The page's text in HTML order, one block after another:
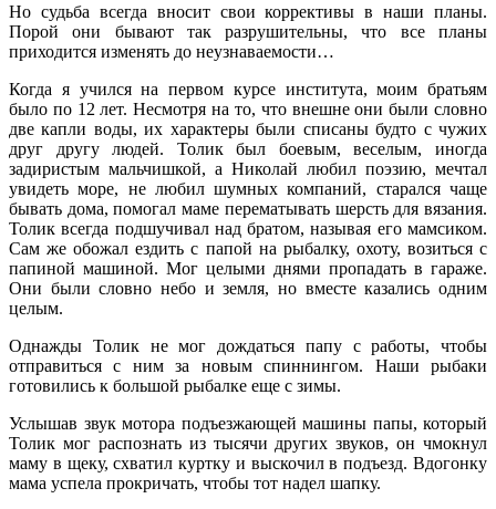
Но судьба всегда вносит свои коррективы в наши планы.
Порой они бывают так разрушительны, что все планы
приходится изменять до неузнаваемости…
Когда я учился на первом курсе института, моим братьям
было по 12 лет. Несмотря на то, что внешне они были словно
две капли воды, их характеры были списаны будто с чужих
друг другу людей. Толик был боевым, веселым, иногда
задиристым мальчишкой, а Николай любил поэзию, мечтал
увидеть море, не любил шумных компаний, старался чаще
бывать дома, помогал маме перематывать шерсть для вязания.
Толик всегда подшучивал над братом, называя его мамсиком.
Сам же обожал ездить с папой на рыбалку, охоту, возиться с
папиной машиной. Мог целыми днями пропадать в гараже.
Они были словно небо и земля, но вместе казались одним
целым.
Однажды Толик не мог дождаться папу с работы, чтобы
отправиться с ним за новым спиннингом. Наши рыбаки
готовились к большой рыбалке еще с зимы.
Услышав звук мотора подъезжающей машины папы, который
Толик мог распознать из тысячи других звуков, он чмокнул
маму в щеку, схватил куртку и выскочил в подъезд. Вдогонку
мама успела прокричать, чтобы тот надел шапку.